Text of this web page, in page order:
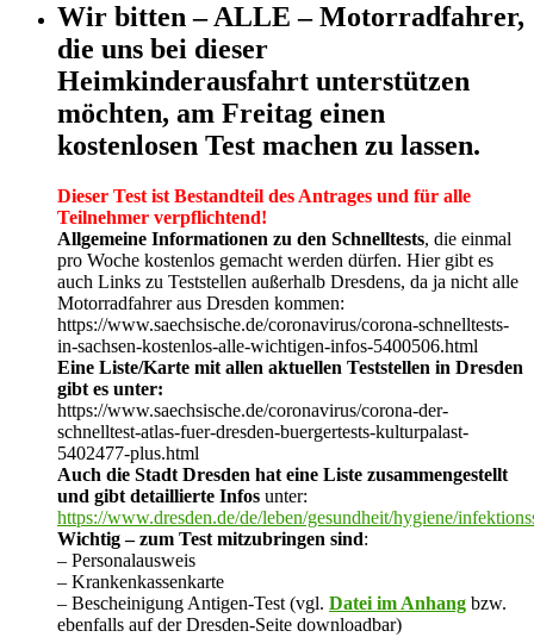
Wir bitten – ALLE – Motorradfahrer,
die uns bei dieser
Heimkinderausfahrt unterstützen
möchten, am Freitag einen
kostenlosen Test machen zu lassen.
Dieser Test ist Bestandteil des Antrages und für alle
Teilnehmer verpflichtend!
Allgemeine Informationen zu den Schnelltests, die einmal
pro Woche kostenlos gemacht werden dürfen. Hier gibt es
auch Links zu Teststellen außerhalb Dresdens, da ja nicht alle
Motorradfahrer aus Dresden kommen:
https://www.saechsische.de/coronavirus/corona-schnelltests-
in-sachsen-kostenlos-alle-wichtigen-infos-5400506.html
Eine Liste/Karte mit allen aktuellen Teststellen in Dresden
gibt es unter:
https://www.saechsische.de/coronavirus/corona-der-
schnelltest-atlas-fuer-dresden-buergertests-kulturpalast-
5402477-plus.html
Auch die Stadt Dresden hat eine Liste zusammengestellt
und gibt detaillierte Infos unter:
https://www.dresden.de/de/leben/gesundheit/hygiene/
Wichtig – zum Test mitzubringen sind:
– Personalausweis
– Krankenkassenkarte
– Bescheinigung Antigen-Test (vgl. Datei im Anhang bzw.
ebenfalls auf der Dresden-Seite downloadbar)